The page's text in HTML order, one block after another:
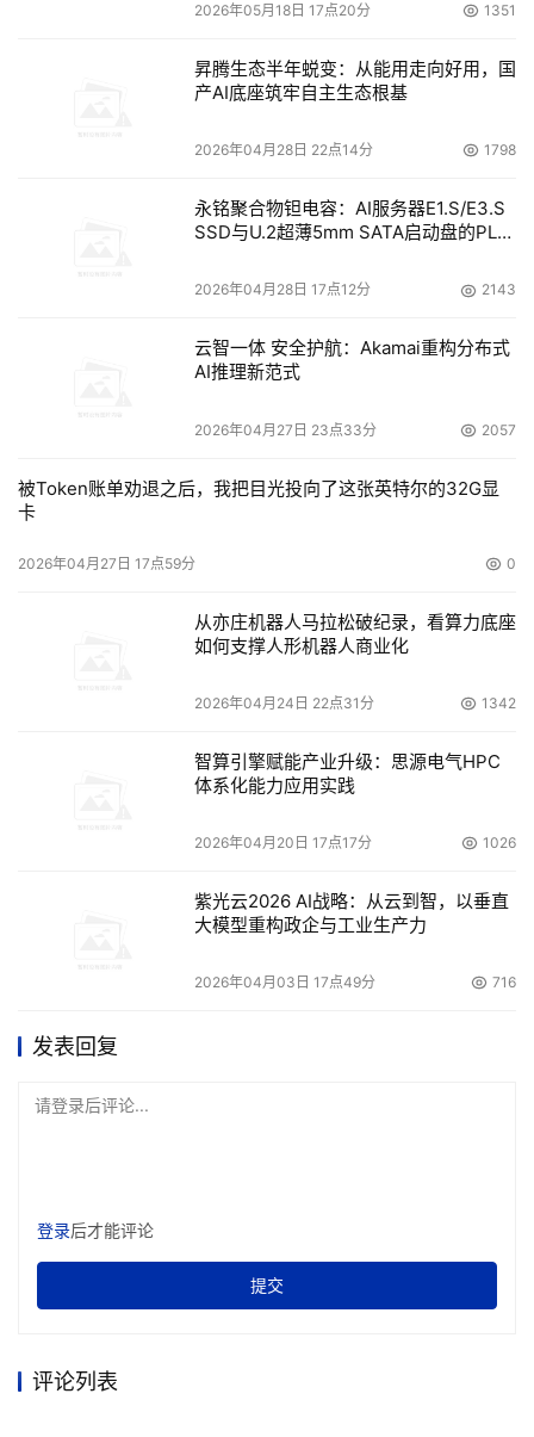
2026年05月18日 17点20分 1351
昇腾生态半年蜕变：从能用走向好用，国
产AI底座筑牢自主生态根基
2026年04月28日 22点14分 1798
永铭聚合物钽电容：AI服务器E1.S/E3.S
SSD与U.2超薄5mm SATA启动盘的PLP
2026年04月28日 17点12分 2143
云智一体 安全护航：Akamai重构分布式
AI推理新范式
2026年04月27日 23点33分 2057
被Token账单劝退之后，我把目光投向了这张英特尔的32G显
卡
2026年04月27日 17点59分 0
从亦庄机器人马拉松破纪录，看算力底座
如何支撑人形机器人商业化
2026年04月24日 22点31分 1342
智算引擎赋能产业升级：思源电气HPC
体系化能力应用实践
2026年04月20日 17点17分 1026
紫光云2026 AI战略：从云到智，以垂直
大模型重构政企与工业生产力
2026年04月03日 17点49分 716
发表回复
请登录后评论...
登录后才能评论
提交
评论列表